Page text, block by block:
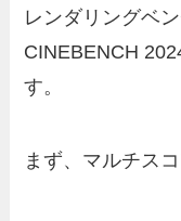
レンダリングベ
CINEBENCH
す。
まず、マルチスコ